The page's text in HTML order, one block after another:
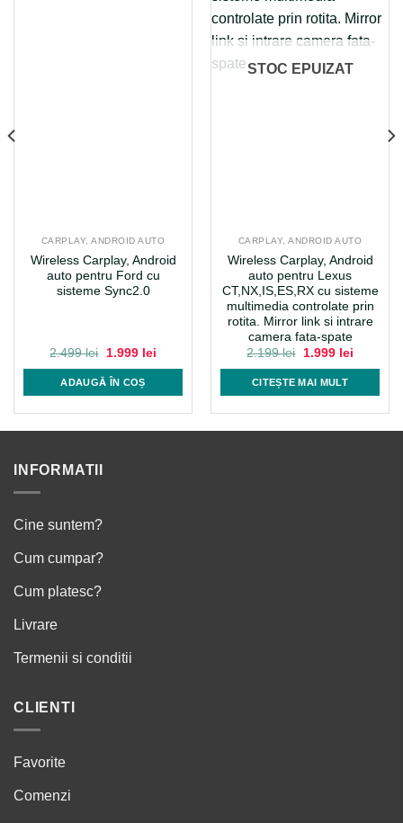
CARPLAY, ANDROID AUTO
Wireless Carplay, Android
auto pentru Ford cu
sisteme Sync2.0
2.499lei
Prețul
a
fost:
2.499 lei.
1.999 leiPrețul
ADAUGĂ ÎN COȘ
STOC EPUIZAT
CARPLAY, ANDROID AUTO
Wireless Carplay, Android
auto pentru Lexus
CT,NX,IS,ES,RX cu sisteme
multimedia controlate prin
rotita. Mirror link si intrare
camera fata-spate
2.199lei
Prețul
fost:
2.199 lei.
1.999 leiPrețul
CITEȘTE MAI MULT
INFORMATII
Cine suntem?
Cum cumpar?
Cum platesc?
Livrare
Termenii si conditii
CLIENTI
Favorite
Comenzi